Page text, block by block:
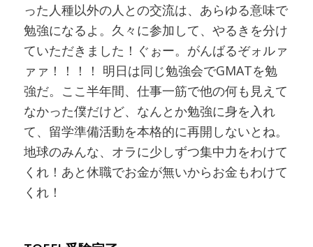
った人種以外の人との交流は、あらゆる意味で
勉強になるよ。久々に参加して、やるきを分け
ていただきました！ぐぉー。がんばるぞォルァ
ァァ！！！！ 明日は同じ勉強会でGMATを勉
強だ。ここ半年間、仕事一筋で他の何も見えて
なかった僕だけど、なんとか勉強に身を入れ
て、留学準備活動を本格的に再開しないとね。
地球のみんな、オラに少しずつ集中力をわけて
くれ！あと休職でお金が無いからお金もわけて
くれ！